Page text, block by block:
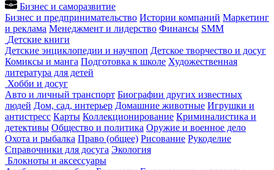
Бизнес и саморазвитие
Бизнес и предпринимательство Истории компаний Маркетинг
и реклама Менеджмент и лидерство Финансы SMM
Детские книги
Детские энциклопедии и научпоп Детское творчество и досуг
Комиксы и манга Подготовка к школе Художественная
литература для детей
Хобби и досуг
Авто и личный транспорт Биографии других известных
людей Дом, сад, интерьер Домашние животные Игрушки и
антистресс Карты Коллекционирование Криминалистика и
детективы Общество и политика Оружие и военное дело
Охота и рыбалка Право (общее) Рисование Рукоделие
Справочники для досуга Экология
Блокноты и аксессуары